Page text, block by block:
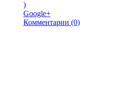
)
Google+
Комментарии (0)